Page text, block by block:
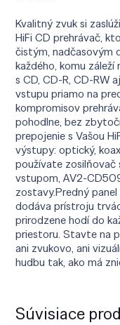
Kvalitný zvuk si
HiFi CD prehrávač,
čistým, nadčasovým
každého, komu
s CD, CD-R, CD-RW
vstupu priamo na
kompromisov
pohodlne, bez
prepojenie s Vašou
výstupy: optický,
používate
vstupom, AV2-
zostavy.Predný
dodáva prístroju
prirodzene hodí do
priestoru. Stavte na
ani zvukovo, ani
hudbu tak, ako má
Súvisiace